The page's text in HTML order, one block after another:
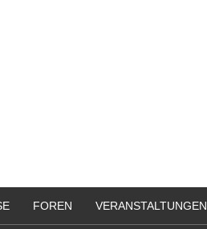
FOREN VERANSTALTUNGEN